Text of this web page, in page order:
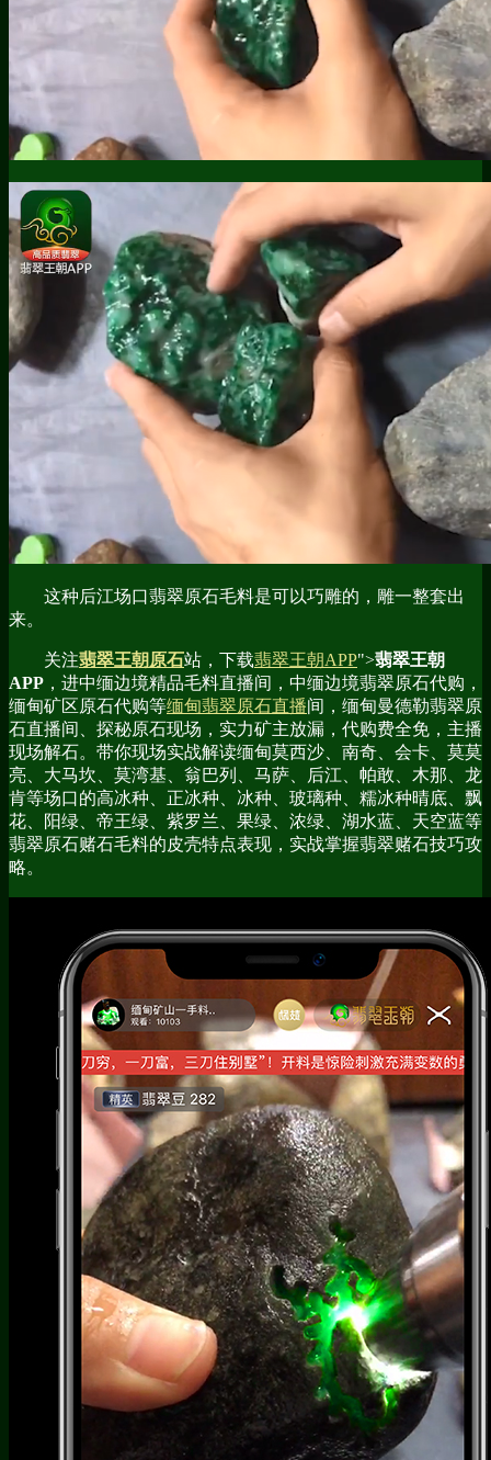
这种后江场口翡翠原石毛料是可以巧雕的，雕一整套出
来。
关注翡翠王朝原石站，下载翡翠王朝APP">翡翠王朝
APP ，进中缅边境精品毛料直播间，中缅边境翡翠原石代购，
缅甸矿区原石代购等缅甸翡翠原石直播间，缅甸曼德勒翡翠原
石直播间、探秘原石现场，实力矿主放漏，代购费全免，主播
现场解石。带你现场实战解读缅甸莫西沙、南奇、会卡、莫莫
亮、大马坎、莫湾基、翁巴列、马萨、后江、帕敢、木那、龙
肯等场口的高冰种、正冰种、冰种、玻璃种、糯冰种晴底、飘
花、阳绿、帝王绿、紫罗兰、果绿、浓绿、湖水蓝、天空蓝等
翡翠原石赌石毛料的皮壳特点表现，实战掌握翡翠赌石技巧攻
略。